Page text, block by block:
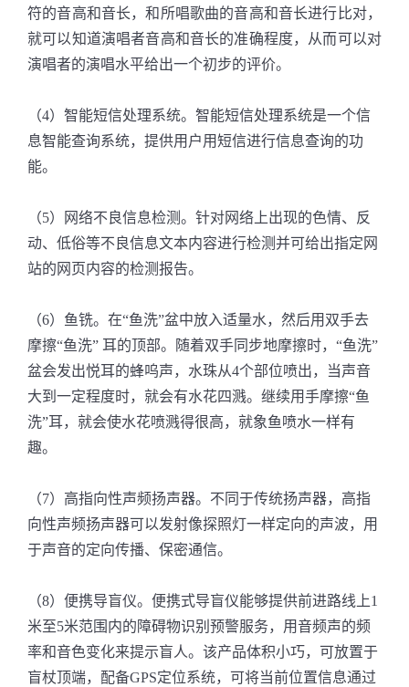
符的音高和音长，和所唱歌曲的音高和音长进行比对，
就可以知道演唱者音高和音长的准确程度，从而可以对
演唱者的演唱水平给出一个初步的评价。
（4）智能短信处理系统。 智能短信处理系统是一个信
息智能查询系统，提供用户用短信进行信息查询的功
能。
（5）网络不良信息检测。 针对网络上出现的色情、反
动、低俗等不良信息文本内容进行检测并可给出指定网
站的网页内容的检测报告。
（6）鱼铣。在“鱼洗”盆中放入适量水，然后用双手去
摩擦“鱼洗” 耳的顶部。随着双手同步地摩擦时，“鱼洗”
盆会发出悦耳的蜂呜声，水珠从4个部位喷出，当声音
大到一定程度时，就会有水花四溅。继续用手摩擦“鱼
洗”耳，就会使水花喷溅得很高，就象鱼喷水一样有
趣。
（7）高指向性声频扬声器。不同于传统扬声器，高指
向性声频扬声器可以发射像探照灯一样定向的声波，用
于声音的定向传播、保密通信。
（8）便携导盲仪。便携式导盲仪能够提供前进路线上1
米至5米范围内的障碍物识别预警服务，用音频声的频
率和音色变化来提示盲人。该产品体积小巧，可放置于
盲杖顶端，配备GPS定位系统，可将当前位置信息通过